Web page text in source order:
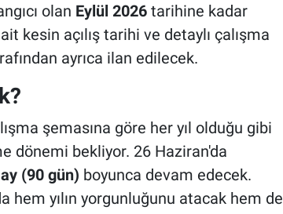
olan Eylül 2026tarihine kadar
kesin açılış tarihi ve detaylı çalışma
ayrıca ilan edilecek.
şemasına göre her yıl olduğu gibi
dönemi bekliyor. 26 Haziran'da
(90 gün) boyunca devam edecek.
hem yılın yorgunluğunu atacak hem de